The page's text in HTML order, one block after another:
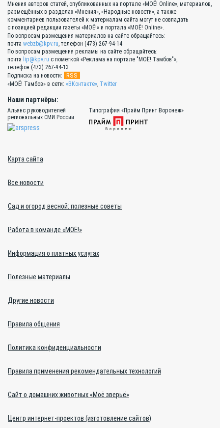
Мнения авторов статей, опубликованных на портале «МОЁ! Online», материалов,
размещённых в разделах «Мнения», «Народные новости», а также
комментариев пользователей к материалам сайта могут не совпадать
с позицией редакции газеты «МОЁ!» и портала «МОЁ! Online».
По вопросам размещения материалов на сайте обращайтесь:
почта webzb@kpv.ru, телефон (473) 267-94-14
По вопросам размещения рекламы на сайте обращайтесь:
почта lip@kpv.ru с пометкой «Реклама на портале "МОЁ! Тамбов"»,
телефон (473) 267-94-13
Подписка на новости:
RSS
«МОЁ! Тамбов» в сети: «ВКонтакте», Twitter
Наши партнёры:
Альянс руководителей
региональных СМИ России
Типография «Прайм Принт Воронеж»
Карта сайта
Все новости
Сад и огород весной: полезные советы
Работа в команде «МОЁ!»
Информация о платных услугах
Полезные материалы
Другие новости
Правила общения
Политика конфиденциальности
Правила применения рекомендательных технологий
Сайт о домашних животных «Моё зверьё»
Центр интернет-проектов (изготовление сайтов)